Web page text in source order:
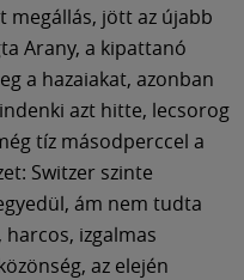
megállás, jött az újabb
Arany, a kipattanó
a hazaiakat, azonban
azt hitte, lecsorog
tíz másodperccel a
Switzer szinte
ám nem tudta
izgalmas
az elején